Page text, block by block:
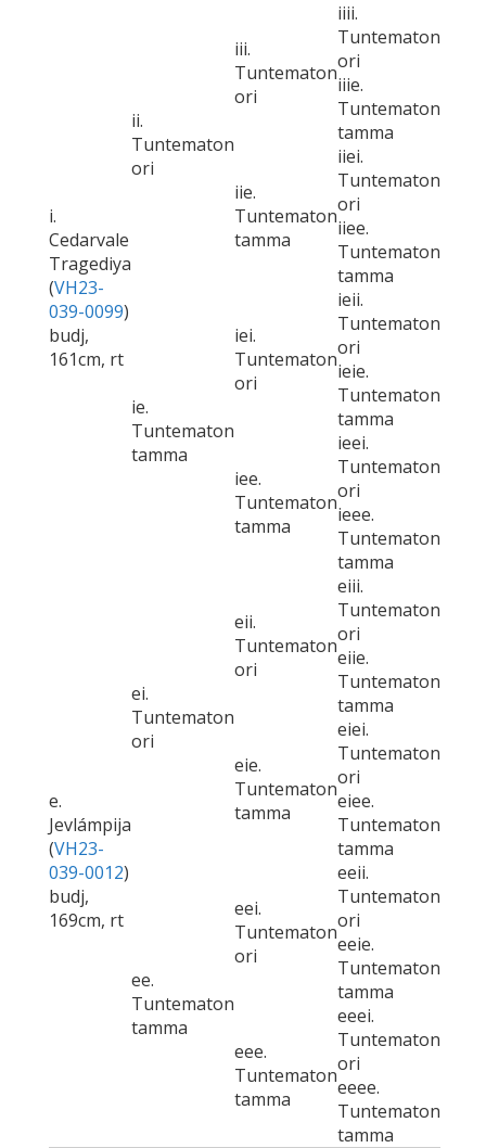
i.
Cedarvale
Tragediya
(VH23-
039-0099)
budj,
161cm, rt
ii.
Tuntematon
ori
iii.
Tuntematon
ori
iiii.
Tuntematon
ori
iiie.
Tuntematon
tamma
iie.
Tuntematon
tamma
iiei.
Tuntematon
ori
iiee.
Tuntematon
tamma
ie.
Tuntematon
tamma
iei.
Tuntematon
ori
ieii.
Tuntematon
ori
ieie.
Tuntematon
tamma
iee.
Tuntematon
tamma
ieei.
Tuntematon
ori
ieee.
Tuntematon
tamma
e.
Jevlámpija
(VH23-
039-0012)
budj,
169cm, rt
ei.
Tuntematon
ori
eii.
Tuntematon
ori
eiii.
Tuntematon
ori
eiie.
Tuntematon
tamma
eie.
Tuntematon
tamma
eiei.
Tuntematon
ori
eiee.
Tuntematon
tamma
ee.
Tuntematon
tamma
eei.
Tuntematon
ori
eeii.
Tuntematon
ori
eeie.
Tuntematon
tamma
eee.
Tuntematon
tamma
eeei.
Tuntematon
ori
eeee.
Tuntematon
tamma